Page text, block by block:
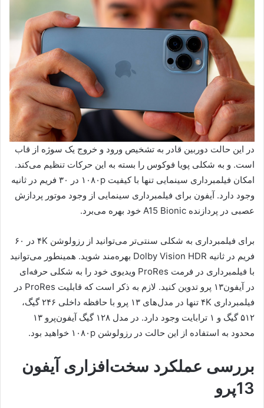
در این حالت دوربین قادر به تشخیص ورود و خروج یک سوژه از قاب
است. و به شکلی پویا فوکوس را بسته به این حرکات تنظیم می‌کند.
امکان فیلمبرداری سینمایی تنها با کیفیت ۱۰۸۰p در ۳۰ فریم در ثانیه
وجود دارد. آیفون برای فیلمبرداری سینمایی از وجود موتور پردازش
عصبی در پردازنده A15 Bionic خود بهره می‌برد.
برای فیلمبرداری به شکلی سنتی‌تر می‌توانید از رزولوشن ۴K در ۶۰
فریم در ثانیه Dolby Vision HDR بهره‌مند شوید. همینطور می‌توانید
با فیلمبرداری در فرمت ProRes ویدیوی خود را به شکلی حرفه‌ای
در آیفون۱۳ پرو تدوین کنید. لازم به ذکر است که قابلیت ProRes در
فیلمبرداری ۴K تنها در مدل‌های ۱۳ پرو با حافظه داخلی ۲۴۶ گیگ،
۵۱۲ گیگ و ۱ ترابایت وجود دارد. در مدل ۱۲۸ گیگ آیفون‌پرو ۱۳
محدود به استفاده از این حالت در رزولوشن ۱۰۸۰p خواهید بود.
بررسی عملکرد سخت‌افزاری آیفون
13پرو